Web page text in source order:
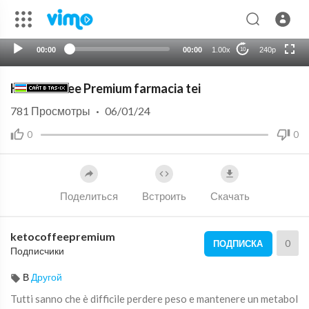
00:00 00:00 1.00x 10 240p
720p
Keto Coffee Premium farmacia tei
0 0
781 Просмотры · 06/01/24
Поделиться Встроить Скачать
ketocoffeepremium
Подписчики
ПОДПИСКА 0
В Другой
⁣Tutti sanno che è difficile perdere peso e mantenere un metabol